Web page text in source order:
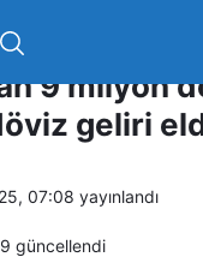
hamsi
9 milyon
geliri
07:08 yayınlandı
güncellendi